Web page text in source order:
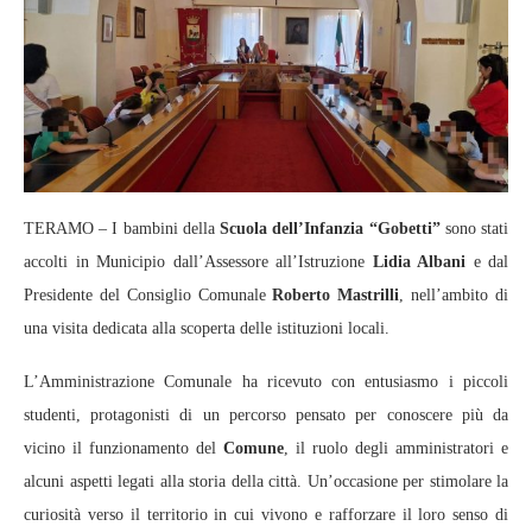
TERAMO – I bambini dellaScuola dell’Infanzia “Gobetti”sono stati
accolti in Municipio dall’Assessore all’Istruzione Lidia Albani e dal
Presidente del Consiglio ComunaleRoberto Mastrilli, nell’ambito di
una visita dedicata alla scoperta delle istituzioni locali.
L’Amministrazione Comunale ha ricevuto con entusiasmo i piccoli
studenti, protagonisti di un percorso pensato per conoscere più da
vicino il funzionamento del Comune, il ruolo degli amministratori e
alcuni aspetti legati alla storia della città. Un’occasione per stimolare la
curiosità verso il territorio in cui vivono e rafforzare il loro senso di